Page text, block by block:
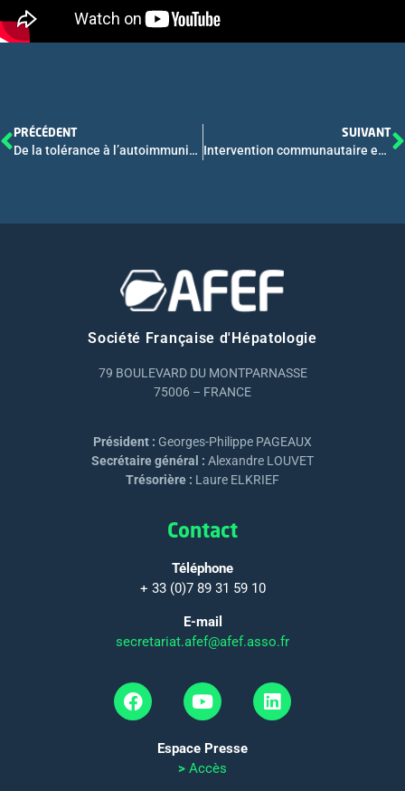
PRÉCÉDENT
De la tolérance à l’autoimmunité hépatique – Conférence
SUIVANT
Intervention communautaire en vue d’éliminer le VHC chez les usagers de drogues actifs : ICONE (ANRS 95050) CO 21
Société Française d'Hépatologie
79 BOULEVARD DU MONTPARNASSE
75006 – FRANCE
Président : Georges-Philippe PAGEAUX
Secrétaire général : Alexandre LOUVET
Trésorière : Laure ELKRIEF
Contact
Téléphone
+ 33 (0)7 89 31 59 10
E-mail
secretariat.afef@afef.asso.fr
Espace Presse
> Accès